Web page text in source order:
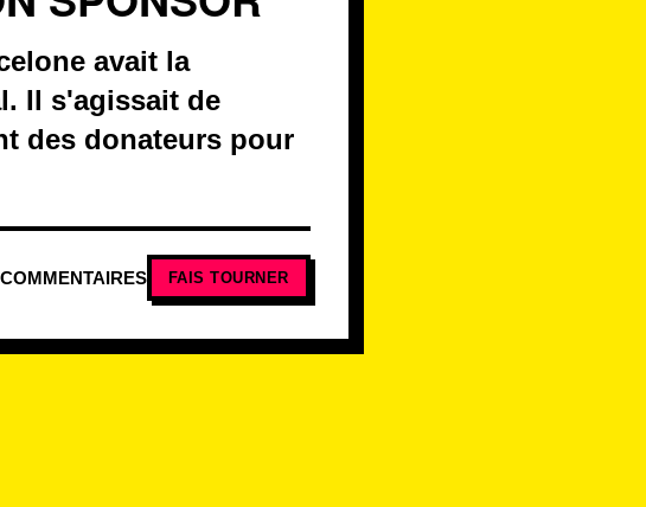
avait la
Il s'agissait de
des donateurs pour
FAIS TOURNER